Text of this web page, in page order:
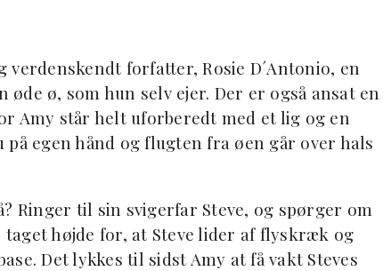
forfatter, Rosie D´Antonio, en
ø, som hun selv ejer. Der er også ansat en
Amy står helt uforberedt med et lig og en
på egen hånd og flugten fra øen går over hals
Ringer til sin svigerfar Steve, og spørger om
højde for, at Steve lider af flyskræk og
Det lykkes til sidst Amy at få vakt Steves